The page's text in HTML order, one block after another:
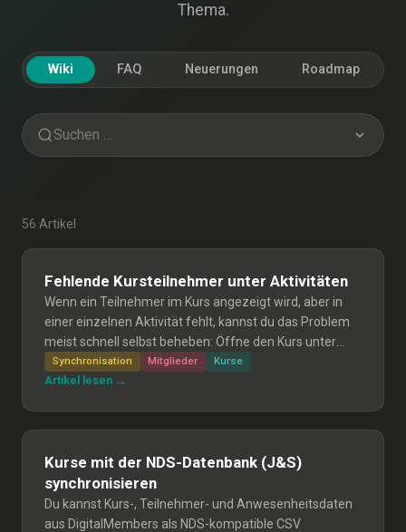
Thema.
Wiki FAQ Neuerungen Roadmap
56 Artikel
Fehlende Kursteilnehmer unter Aktivitäten
Wenn ein Teilnehmer im Kurs angezeigt wird, aber in
einer einzelnen Aktivität fehlt, kannst du das Problem
meist schnell selbst beheben: Öffne den Kurs unter
«Aktivitäten → Kurs verwalten» und klicke auf
Speichern, damit die Teilnehmer synchronisiert werden.
Synchronisation Mitglieder Kurse
Artikel lesen →
Kurse mit der NDS-Datenbank (J&S)
synchronisieren
Du kannst Kurs-, Teilnehmer- und Anwesenheitsdaten
aus DigitalMembers als NDS-kompatible CSV